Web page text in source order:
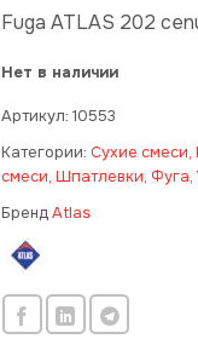
Fuga ATLAS 202
Нет в наличии
Артикул: 10553
Категории: Сухие смеси,
смеси, Шпатлевки, Фуга,
БрендAtlas